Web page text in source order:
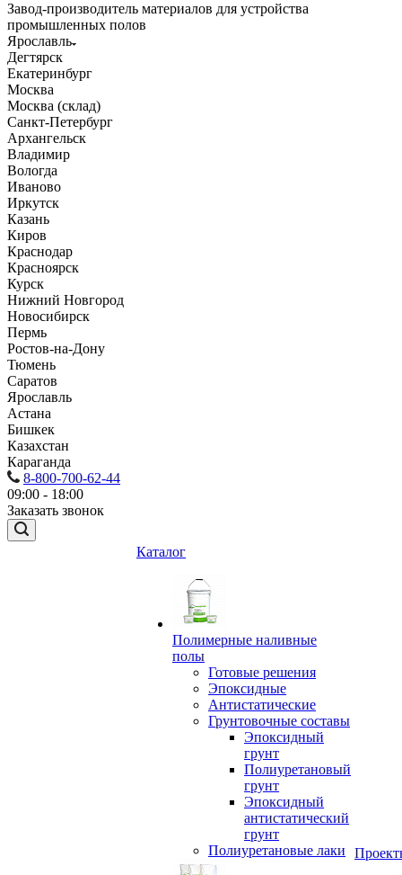
Завод-производитель материалов для устройства
промышленных полов
Ярославль
Дегтярск
Екатеринбург
Москва
Москва (склад)
Санкт-Петербург
Архангельск
Владимир
Вологда
Иваново
Иркутск
Казань
Киров
Краснодар
Красноярск
Курск
Нижний Новгород
Новосибирск
Пермь
Ростов-на-Дону
Тюмень
Саратов
Ярославль
Астана
Бишкек
Казахстан
Караганда
8-800-700-62-44
09:00 - 18:00
Заказать звонок
Каталог
Полимерные наливные
полы
Готовые решения
Эпоксидные
Антистатические
Грунтовочные составы
Эпоксидный
грунт
Полиуретановый
грунт
Эпоксидный
антистатический
грунт
Полиуретановые лаки